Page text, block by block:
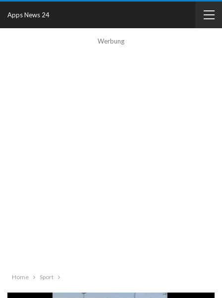
Werbung
Apps News 24
Home Sport